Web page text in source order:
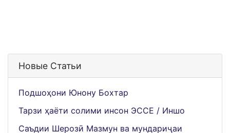
Новые Статьи
Подшоҳони Юнону Бохтар
Тарзи ҳаёти солими инсон ЭССЕ / Иншо
Саъдии Шерозӣ Мазмун ва мундариҷаи